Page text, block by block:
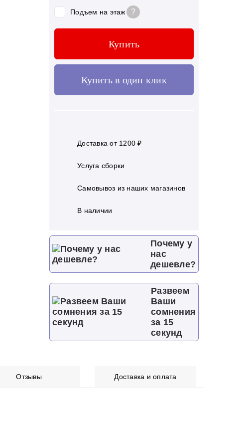
Подъем на этаж ?
Купить
Купить в один клик
Доставка от 1200 ₽
Услуга сборки
Самовывоз из наших магазинов
В наличии
Почему у
нас
дешевле?
Развеем
Ваши
сомнения
за 15
секунд
Отзывы Доставка и оплата